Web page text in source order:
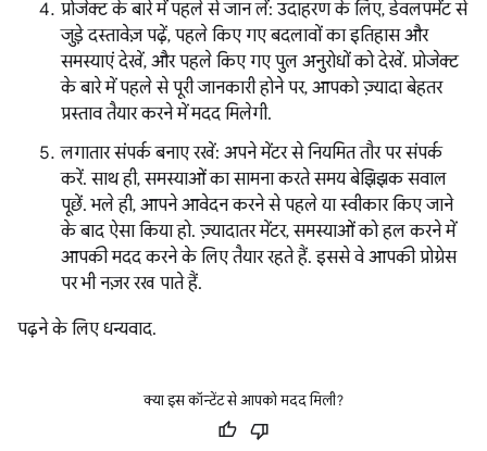
प्रोजेक्ट के बारे में पहले से जान लें: उदाहरण के लिए, डेवलपमेंट से
जुड़े दस्तावेज़ पढ़ें, पहले किए गए बदलावों का इतिहास और
समस्याएं देखें, और पहले किए गए पुल अनुरोधों को देखें. प्रोजेक्ट
के बारे में पहले से पूरी जानकारी होने पर, आपको ज़्यादा बेहतर
प्रस्ताव तैयार करने में मदद मिलेगी.
लगातार संपर्क बनाए रखें: अपने मेंटर से नियमित तौर पर संपर्क
करें. साथ ही, समस्याओं का सामना करते समय बेझिझक सवाल
पूछें. भले ही, आपने आवेदन करने से पहले या स्वीकार किए जाने
के बाद ऐसा किया हो. ज़्यादातर मेंटर, समस्याओं को हल करने में
आपकी मदद करने के लिए तैयार रहते हैं. इससे वे आपकी प्रोग्रेस
पर भी नज़र रख पाते हैं.
पढ़ने के लिए धन्यवाद.
क्या इस कॉन्टेंट से आपको मदद मिली?